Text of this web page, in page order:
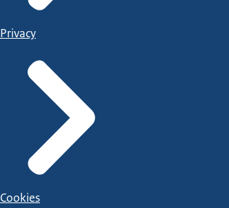
Privacy
Cookies